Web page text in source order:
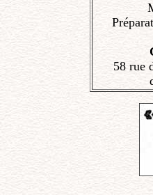
58 rue